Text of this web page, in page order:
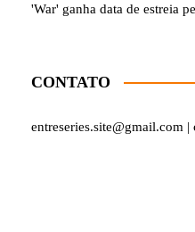
'War' ganha data de estreia
CONTATO
entreseries.site@gmail.com